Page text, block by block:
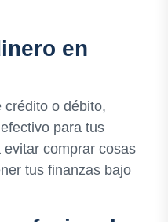
en
crédito o débito,
para tus
comprar cosas
tus finanzas bajo